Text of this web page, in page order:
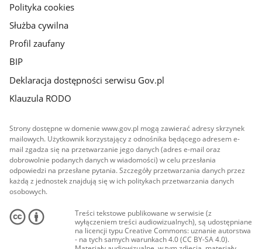
Polityka cookies
Służba cywilna
Profil zaufany
BIP
Deklaracja dostępności serwisu Gov.pl
Klauzula RODO
Strony dostępne w domenie www.gov.pl mogą zawierać adresy skrzynek
mailowych. Użytkownik korzystający z odnośnika będącego adresem e-
mail zgadza się na przetwarzanie jego danych (adres e-mail oraz
dobrowolnie podanych danych w wiadomości) w celu przesłania
odpowiedzi na przesłane pytania. Szczegóły przetwarzania danych przez
każdą z jednostek znajdują się w ich politykach przetwarzania danych
osobowych.
Treści tekstowe publikowane w serwisie (z
wyłączeniem treści audiowizualnych), są udostępniane
na licencji typu Creative Commons: uznanie autorstwa
- na tych samych warunkach 4.0 (CC BY-SA 4.0).